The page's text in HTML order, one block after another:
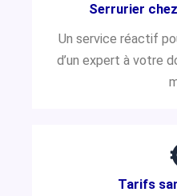
Serrurier
Un service réactif
d’un expert à votre
Tarifs